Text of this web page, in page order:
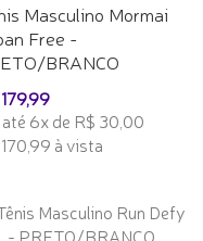
Masculino Mormai
Free -
BRANCO
até 6x de R$ 30,00
à vista